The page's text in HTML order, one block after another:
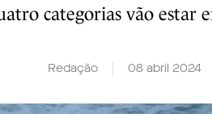
categorias vão estar
Redação 08 abril 2024